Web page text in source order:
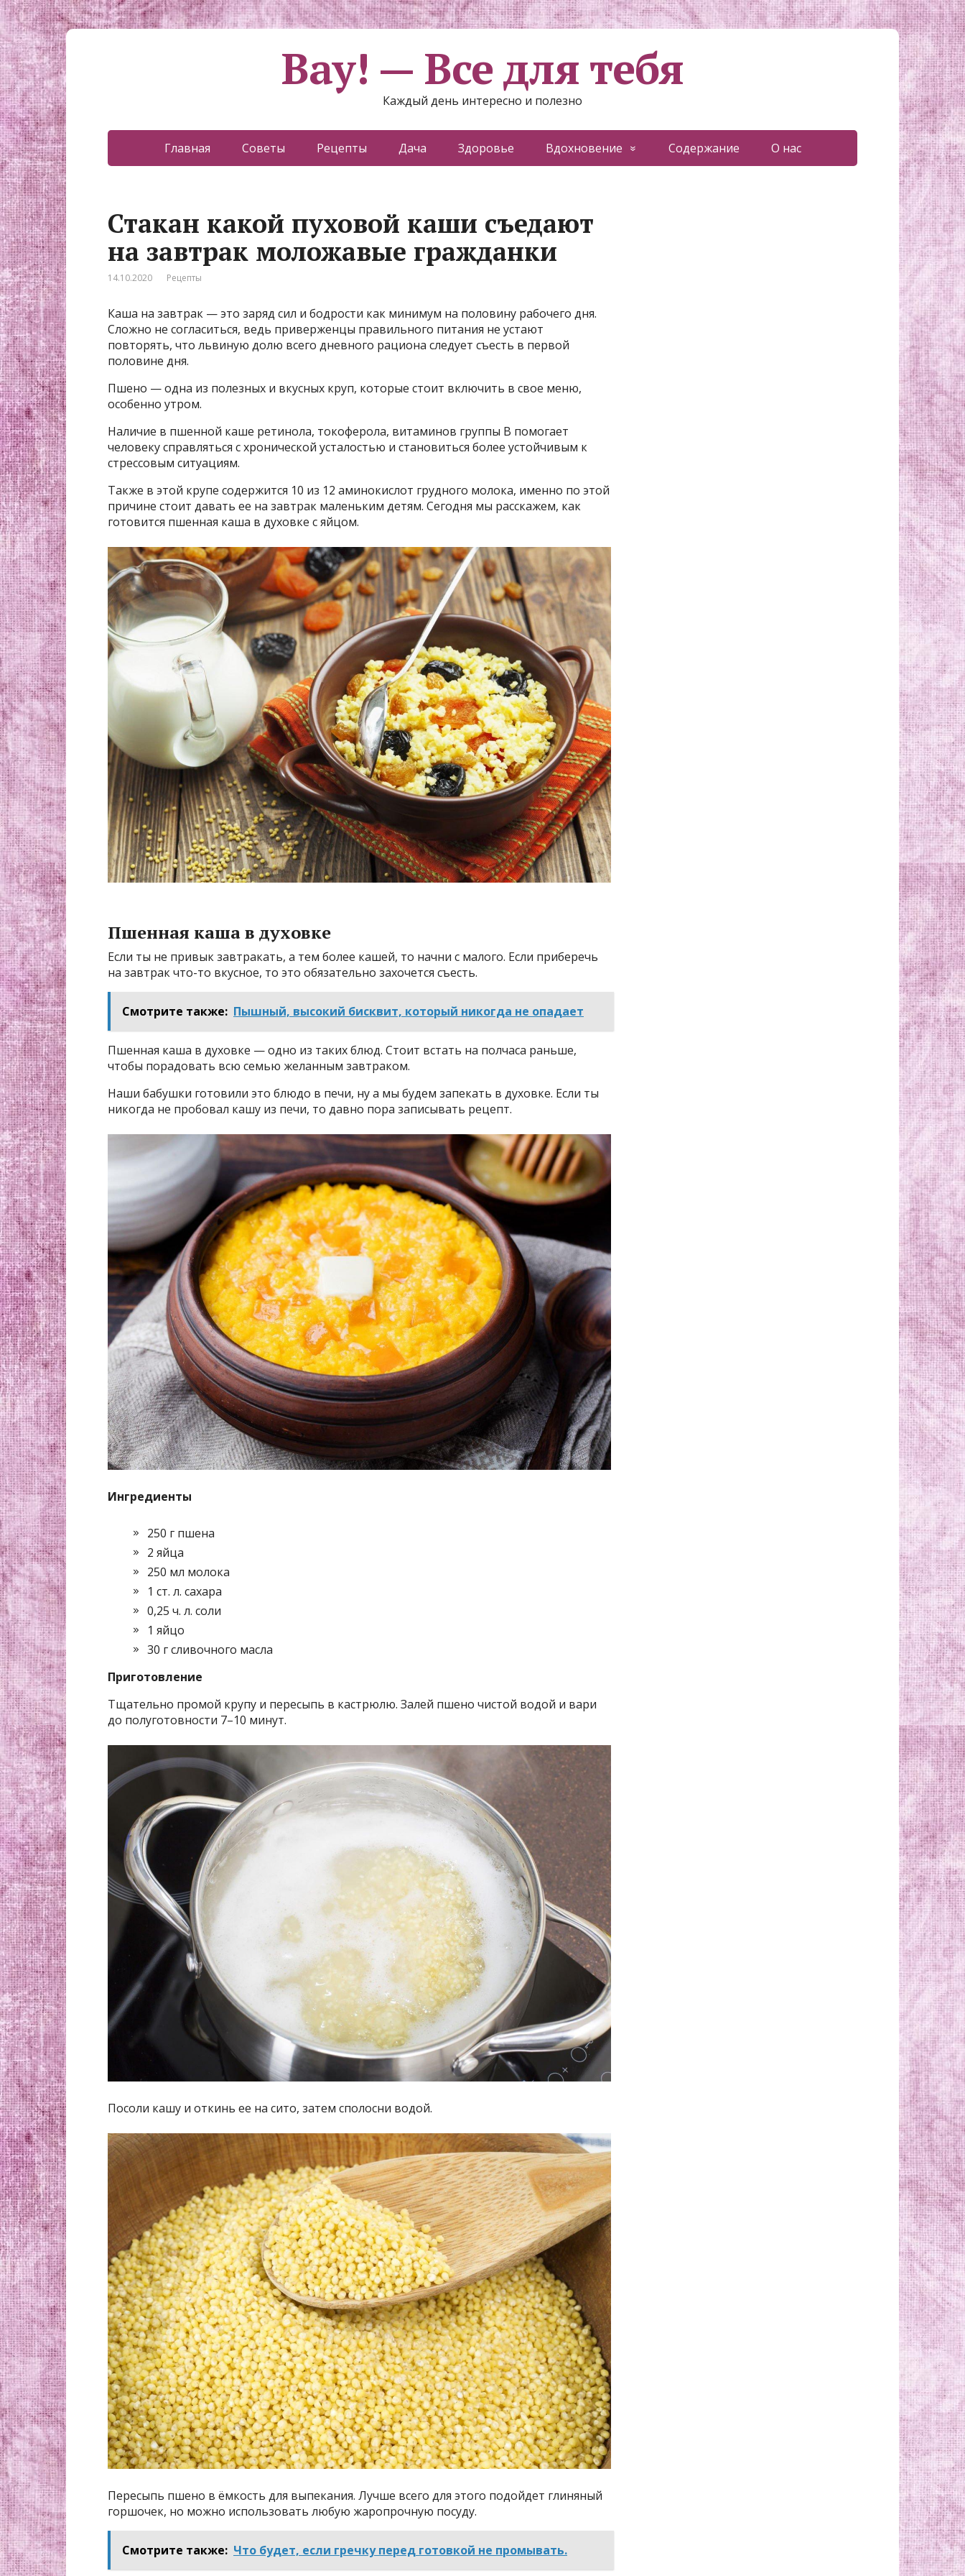
Вау! — Все для тебя
Каждый день интересно и полезно
Главная Советы Рецепты Дача Здоровье Вдохновение Содержание О нас
Стакан какой пуховой каши съедают
на завтрак моложавые гражданки
14.10.2020 Рецепты
Каша на завтрак — это заряд сил и бодрости как минимум на половину рабочего дня.
Сложно не согласиться, ведь приверженцы правильного питания не устают
повторять, что львиную долю всего дневного рациона следует съесть в первой
половине дня.
Пшено — одна из полезных и вкусных круп, которые стоит включить в свое меню,
особенно утром.
Наличие в пшенной каше ретинола, токоферола, витаминов группы В помогает
человеку справляться с хронической усталостью и становиться более устойчивым к
стрессовым ситуациям.
Также в этой крупе содержится 10 из 12 аминокислот грудного молока, именно по этой
причине стоит давать ее на завтрак маленьким детям. Сегодня мы расскажем, как
готовится пшенная каша в духовке с яйцом.
Пшенная каша в духовке
Если ты не привык завтракать, а тем более кашей, то начни с малого. Если приберечь
на завтрак что-то вкусное, то это обязательно захочется съесть.
Смотрите также: Пышный, высокий бисквит, который никогда не опадает
Пшенная каша в духовке — одно из таких блюд. Стоит встать на полчаса раньше,
чтобы порадовать всю семью желанным завтраком.
Наши бабушки готовили это блюдо в печи, ну а мы будем запекать в духовке. Если ты
никогда не пробовал кашу из печи, то давно пора записывать рецепт.
Ингредиенты
250 г пшена
2 яйца
250 мл молока
1 ст. л. сахара
0,25 ч. л. соли
1 яйцо
30 г сливочного масла
Приготовление
Тщательно промой крупу и пересыпь в кастрюлю. Залей пшено чистой водой и вари
до полуготовности 7–10 минут.
Посоли кашу и откинь ее на сито, затем сполосни водой.
Пересыпь пшено в ёмкость для выпекания. Лучше всего для этого подойдет глиняный
горшочек, но можно использовать любую жаропрочную посуду.
Смотрите также: Что будет, если гречку перед готовкой не промывать.